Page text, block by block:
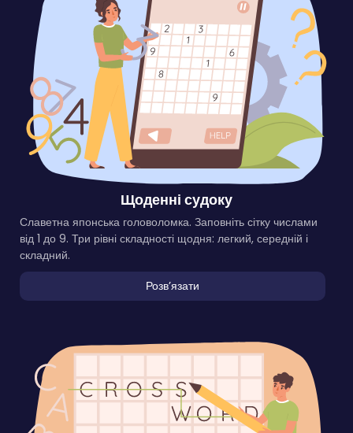
Щоденні судоку
Славетна японська головоломка. Заповніть сітку числами
від 1 до 9. Три рівні складності щодня: легкий, середній і
складний.
Розвʼязати